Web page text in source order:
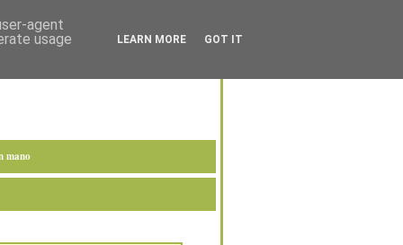
mano
agent
usage
LEARN MORE GOT IT